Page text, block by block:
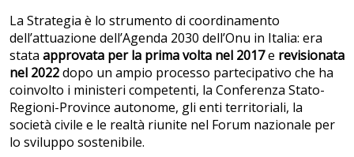
La Strategia è lo strumento di coordinamento
dell’attuazione dell’Agenda 2030 dell’Onu in Italia: era
stata approvata per la prima volta nel 2017e revisionata
nel 2022dopo un ampio processo partecipativo che ha
coinvolto i ministeri competenti, la Conferenza Stato-
Regioni-Province autonome, gli enti territoriali, la
società civile e le realtà riunite nel Forum nazionale per
lo sviluppo sostenibile.